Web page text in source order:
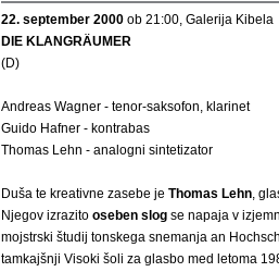
22. september 2000 ob 21:00, Galerija Kibela
DIE KLANGRÄUMER
(D)
Andreas Wagner - tenor-saksofon, klarinet
Guido Hafner - kontrabas
Thomas Lehn - analogni sintetizator
Duša te kreativne zasebe je Thomas Lehn,
Njegov izrazito oseben slog se napaja v
mojstrski študij tonskega snemanja an
tamkajšnji Visoki šoli za glasbo med letoma